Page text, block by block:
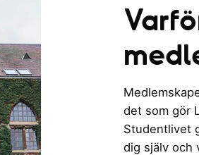
det som gör
Studentlivet
dig själv och